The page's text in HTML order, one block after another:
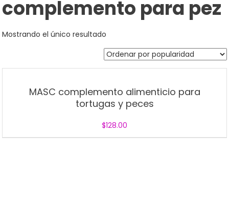
complemento para pez
Mostrando el único resultado
MASC complemento alimenticio para
tortugas y peces
$128.00